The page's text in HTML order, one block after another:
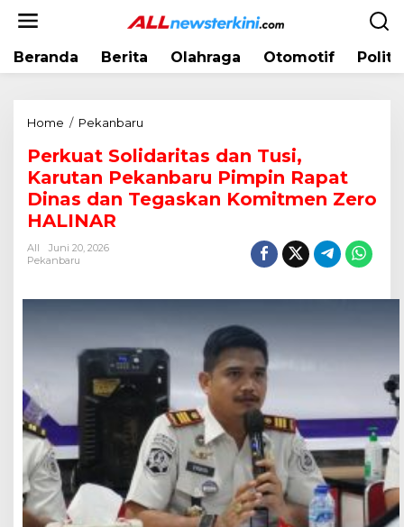
Beranda Berita Olahraga Otomotif
Home / Pekanbaru
r
k
u
i
i
s
d
a
u
Perkuat Solidaritas dan Tusi,
Karutan Pekanbaru Pimpin Rapat
Dinas dan Tegaskan Komitmen Zero
HALINAR
All
Juni 20, 2026
Pekanbaru